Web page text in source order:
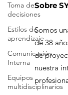
Toma de
decisiones
Estilos de
aprendizaje
Comunicación
Interna
Equipos
multidisciplinarios
Sobre
Somos
de 38
de
nuestra